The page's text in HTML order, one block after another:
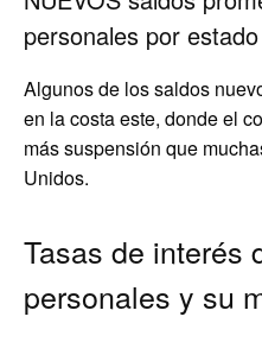
personales por estado
Algunos de los saldos
en la costa este, donde el
más suspensión que
Unidos.
Tasas de interés
personales y su